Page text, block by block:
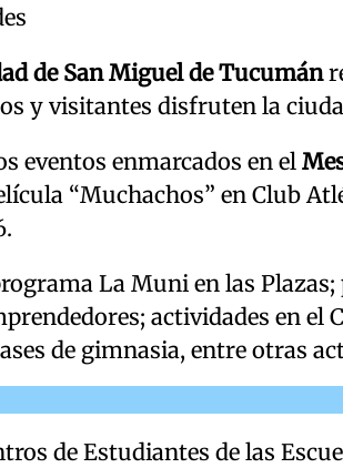
de San Miguel de Tucumán
y visitantes disfruten la
eventos enmarcados en el
“Muchachos” en Club
La Muni en las
actividades en el
de gimnasia, entre otras
de Estudiantes de las